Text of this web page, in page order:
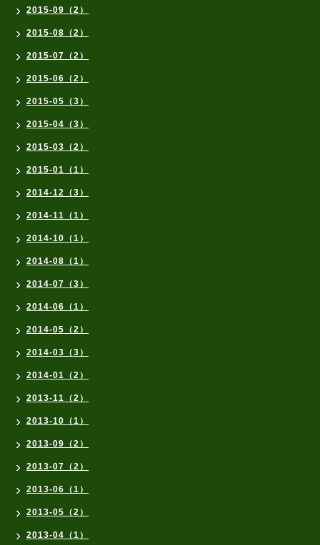
2015-09（2）
2015-08（2）
2015-07（2）
2015-06（2）
2015-05（3）
2015-04（3）
2015-03（2）
2015-01（1）
2014-12（3）
2014-11（1）
2014-10（1）
2014-08（1）
2014-07（3）
2014-06（1）
2014-05（2）
2014-03（3）
2014-01（2）
2013-11（2）
2013-10（1）
2013-09（2）
2013-07（2）
2013-06（1）
2013-05（2）
2013-04（1）